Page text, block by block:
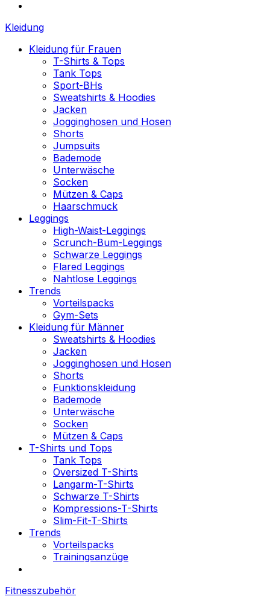
Kleidung
Kleidung für Frauen
T-Shirts & Tops
Tank Tops
Sport-BHs
Sweatshirts & Hoodies
Jacken
Jogginghosen und Hosen
Shorts
Jumpsuits
Bademode
Unterwäsche
Socken
Mützen & Caps
Haarschmuck
Leggings
High-Waist-Leggings
Scrunch-Bum-Leggings
Schwarze Leggings
Flared Leggings
Nahtlose Leggings
Trends
Vorteilspacks
Gym-Sets
Kleidung für Männer
Sweatshirts & Hoodies
Jacken
Jogginghosen und Hosen
Shorts
Funktionskleidung
Bademode
Unterwäsche
Socken
Mützen & Caps
T-Shirts und Tops
Tank Tops
Oversized T-Shirts
Langarm-T-Shirts
Schwarze T-Shirts
Kompressions-T-Shirts
Slim-Fit-T-Shirts
Trends
Vorteilspacks
Trainingsanzüge
Fitnesszubehör